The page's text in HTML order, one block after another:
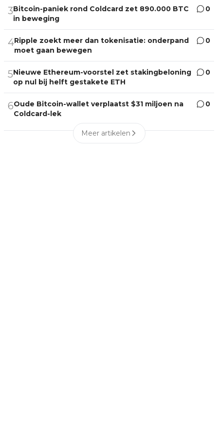
3Bitcoin-paniek rond Coldcard zet 890.000 BTC
in beweging
0
4Ripple zoekt meer dan tokenisatie: onderpand
moet gaan bewegen
0
5Nieuwe Ethereum-voorstel zet stakingbeloning
op nul bij helft gestakete ETH
0
6Oude Bitcoin-wallet verplaatst $31 miljoen na
Coldcard-lek
0
Meer artikelen